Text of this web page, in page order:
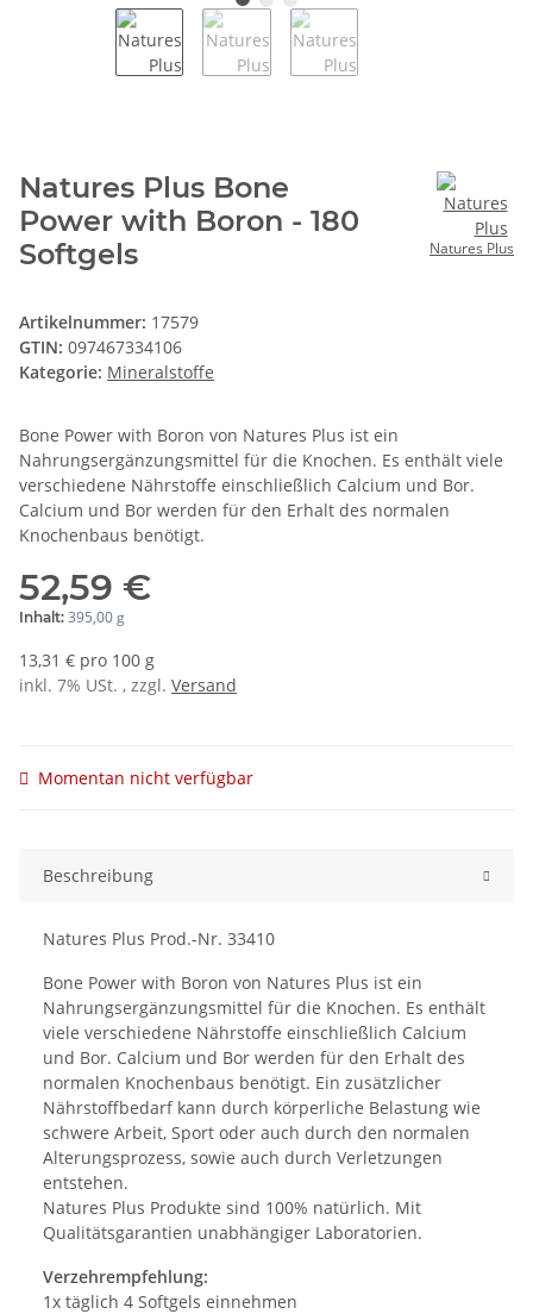
Natures Plus
Natures Plus Bone
Power with Boron - 180
Softgels
Artikelnummer: 17579
GTIN: 097467334106
Kategorie: Mineralstoffe
Bone Power with Boron von Natures Plus ist ein
Nahrungsergänzungsmittel für die Knochen. Es enthält viele
verschiedene Nährstoffe einschließlich Calcium und Bor.
Calcium und Bor werden für den Erhalt des normalen
Knochenbaus benötigt.
52,59 €
Inhalt: 395,00 g
13,31 € pro 100 g
inkl. 7% USt. , zzgl. Versand
Momentan nicht verfügbar
Beschreibung
Natures Plus Prod.-Nr. 33410
Bone Power with Boron von Natures Plus ist ein
Nahrungsergänzungsmittel für die Knochen. Es enthält
viele verschiedene Nährstoffe einschließlich Calcium
und Bor. Calcium und Bor werden für den Erhalt des
normalen Knochenbaus benötigt. Ein zusätzlicher
Nährstoffbedarf kann durch körperliche Belastung wie
schwere Arbeit, Sport oder auch durch den normalen
Alterungsprozess, sowie auch durch Verletzungen
entstehen.
Natures Plus Produkte sind 100% natürlich. Mit
Qualitätsgarantien unabhängiger Laboratorien.
Verzehrempfehlung:
1x täglich 4 Softgels einnehmen